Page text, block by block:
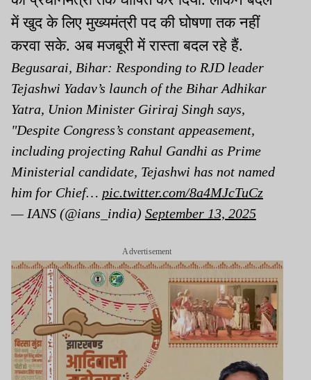
में खुद के लिए मुख्यमंत्री पद की घोषणा तक नहीं
करवा सके. अब मजबूरी में रास्ता बदल रहे हैं.
Begusarai, Bihar: Responding to RJD leader
Tejashwi Yadav’s launch of the Bihar Adhikar
Yatra, Union Minister Giriraj Singh says,
"Despite Congress’s constant appeasement,
including projecting Rahul Gandhi as Prime
Ministerial candidate, Tejashwi has not named
him for Chief… pic.twitter.com/8a4MJcTuCz
— IANS (@ians_india) September 13, 2025
Advertisement